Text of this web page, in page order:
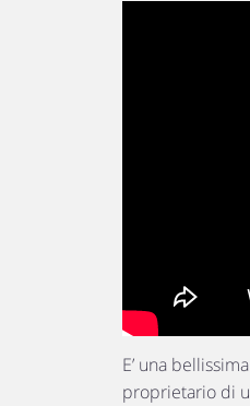
E’ una
proprietario di